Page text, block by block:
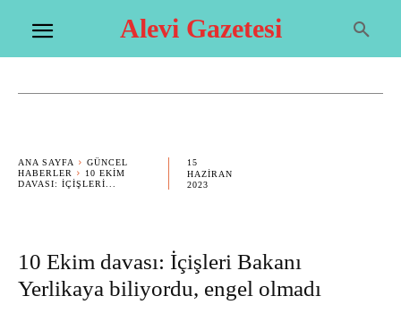
Alevi Gazetesi
ANA SAYFA
GÜNCEL
HABERLER
10 EKIM
DAVASI: İÇIŞLERI...
15
HAZIRAN
2023
10 Ekim davası: İçişleri Bakanı
Yerlikaya biliyordu, engel olmadı